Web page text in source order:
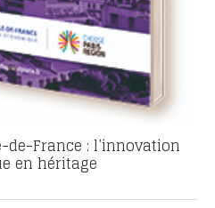
France : l’innovation
en héritage